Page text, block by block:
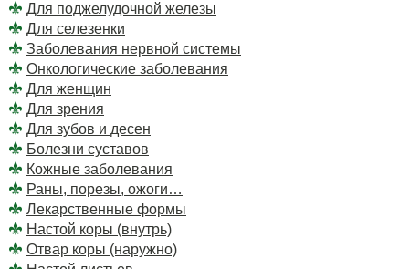
Для поджелудочной железы
Для селезенки
Заболевания нервной системы
Онкологические заболевания
Для женщин
Для зрения
Для зубов и десен
Болезни суставов
Кожные заболевания
Раны, порезы, ожоги…
Лекарственные формы
Настой коры (внутрь)
Отвар коры (наружно)